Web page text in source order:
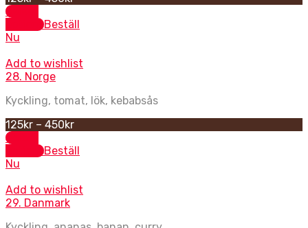
Select
optionsBeställ
Nu
Add to wishlist
28. Norge
Kyckling, tomat, lök, kebabsås
125kr – 450kr
Select
optionsBeställ
Nu
Add to wishlist
29. Danmark